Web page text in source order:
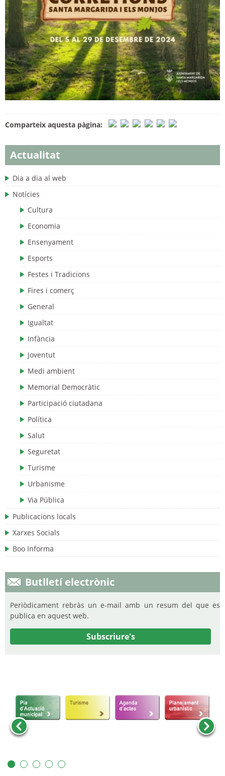
Actualitat
Dia a dia al web
Notícies
Cultura
Economia
Ensenyament
Esports
Festes i Tradicions
Fires i comerç
General
Igualtat
Infància
Joventut
Medi ambient
Memorial Democràtic
Participació ciutadana
Política
Salut
Seguretat
Turisme
Urbanisme
Via Pública
Publicacions locals
Xarxes Socials
Boo Informa
Butlletí electrònic
Periòdicament rebràs un e-mail amb un resum del que es
publica en aquest web.
Subscriure's
Comparteix aquesta pàgina: